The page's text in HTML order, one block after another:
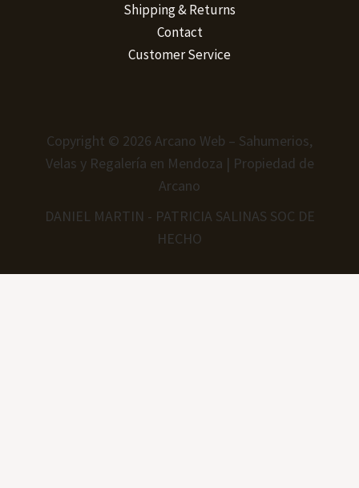
Shipping & Returns
Contact
Customer Service
Copyright © 2026 Arcano Web – Sahumerios,
Velas y Regalería en Mendoza | Propiedad de
Arcano
DANIEL MARTIN - PATRICIA SALINAS SOC DE
HECHO